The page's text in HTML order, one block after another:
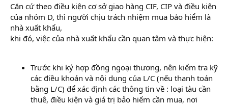
Căn cứ theo điều kiện cơ sở giao hàng CIF, CIP và điều kiện
của nhóm D, thì người chịu trách nhiệm mua bảo hiểm là
nhà xuất khẩu,
khi đó, việc của nhà xuất khẩu cần quan tâm và thực hiện:
Trước khi ký hợp đồng ngoại thương, nên kiểm tra kỹ
các điều khoản và nội dung của L/C (nếu thanh toán
bằng L/C) để xác định các thông tin về : loại tàu cần
thuê, điều kiện và giá trị bảo hiểm cần mua, nơi